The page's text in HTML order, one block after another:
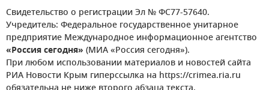
Свидетельство о регистрации Эл № ФС77-57640.
Учредитель: Федеральное государственное унитарное
предприятие Международное информационное агентство
«Россия сегодня» (МИА «Россия сегодня»).
При любом использовании материалов и новостей сайта
РИА Новости Крым гиперссылка на https://crimea.ria.ru